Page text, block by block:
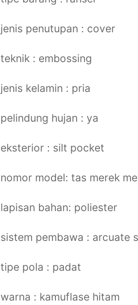
jenis penutupan : cover
teknik : embossing
jenis kelamin : pria
pelindung hujan : ya
eksterior : silt pocket
nomor model: tas merek
lapisan bahan: poliester
sistem pembawa : arcuate
tipe pola : padat
warna : kamuflase hitam